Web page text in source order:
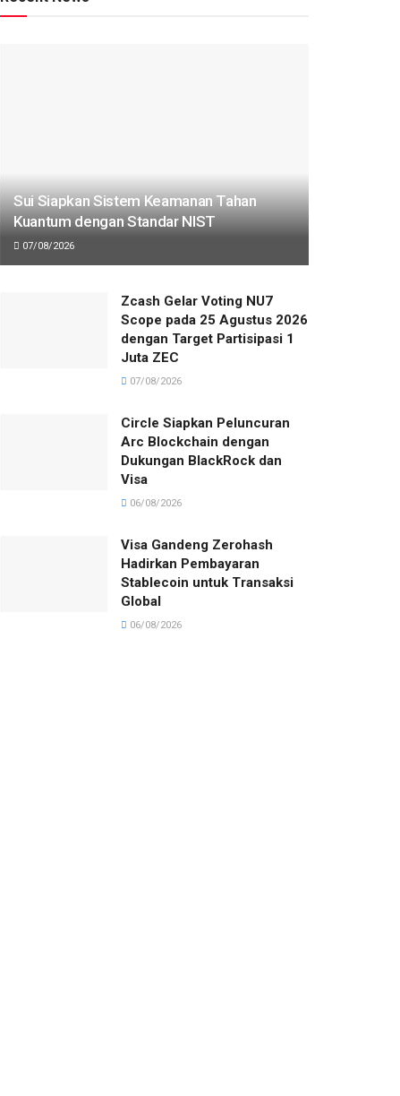
Sui Siapkan Sistem Keamanan Tahan
Kuantum dengan Standar NIST
07/08/2026
Zcash Gelar Voting NU7
Scope pada 25 Agustus 2026
dengan Target Partisipasi 1
Juta ZEC
07/08/2026
Circle Siapkan Peluncuran
Arc Blockchain dengan
Dukungan BlackRock dan
Visa
06/08/2026
Visa Gandeng Zerohash
Hadirkan Pembayaran
Stablecoin untuk Transaksi
Global
06/08/2026